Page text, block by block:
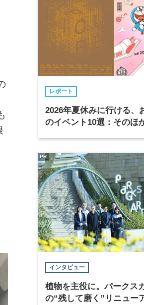
レポート
2026年夏休みに行ける、
のイベント10選：そのほ
インタビュー
植物を主役に。パークス
の“残して磨く”リニュー
PR